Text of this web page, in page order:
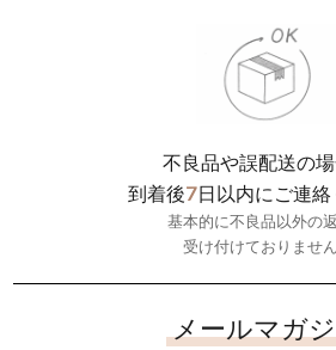
不良品や誤配送の
到着後7日以内にご連
基本的に不良品以外の
受け付けておりません
メールマガ